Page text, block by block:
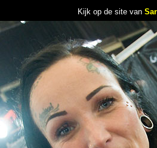
Kijk op de site van